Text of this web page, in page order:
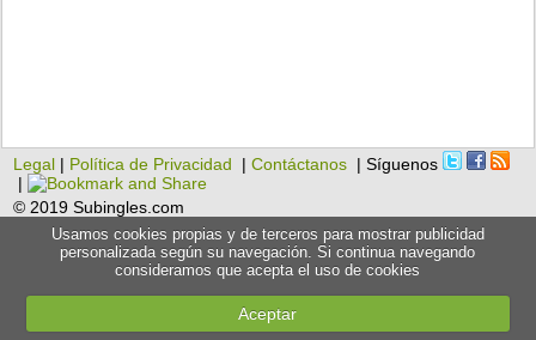
Legal | Política de Privacidad |Contáctanos | Síguenos
|
© 2019 Subingles.com
Usamos cookies propias y de terceros para mostrar publicidad
personalizada según su navegación. Si continua navegando
consideramos que acepta el uso de cookies
Aceptar